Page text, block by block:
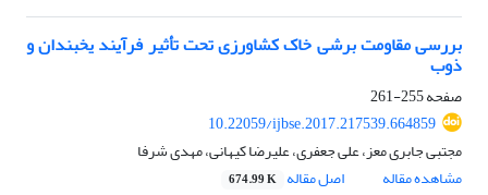
بررسی مقاومت برشی خاک کشاورزی تحت تأثیر فرآیند یخبندان و
ذوب
صفحه255-261
10.22059/ijbse.2017.217539.664859
مجتبی جابری معز، علی جعفری، علیرضا کیهانی، مهدی شرفا
مشاهده مقاله
اصل مقاله 674.99 K